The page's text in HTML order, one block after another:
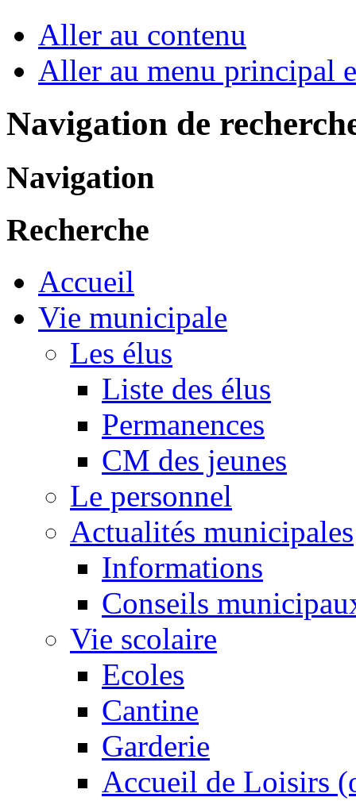
Aller au contenu
Aller au menu principal
Navigation de
Navigation
Recherche
Accueil
Vie municipale
Les élus
Liste des élus
Permanences
CM des jeunes
Le personnel
Actualités municipales
Informations
Conseils
Vie scolaire
Ecoles
Cantine
Garderie
Accueil de Loisirs